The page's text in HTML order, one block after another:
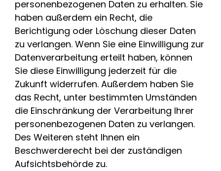
personenbezogenen Daten zu erhalten. Sie
haben außerdem ein Recht, die
Berichtigung oder Löschung dieser Daten
zu verlangen. Wenn Sie eine Einwilligung zur
Datenverarbeitung erteilt haben, können
Sie diese Einwilligung jederzeit für die
Zukunft widerrufen. Außerdem haben Sie
das Recht, unter bestimmten Umständen
die Einschränkung der Verarbeitung Ihrer
personenbezogenen Daten zu verlangen.
Des Weiteren steht Ihnen ein
Beschwerderecht bei der zuständigen
Aufsichtsbehörde zu.